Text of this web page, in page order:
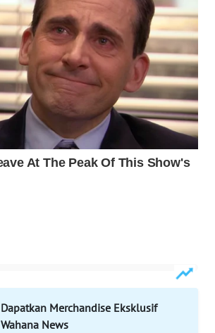
Dapatkan Merchandise Eksklusif
Wahana News